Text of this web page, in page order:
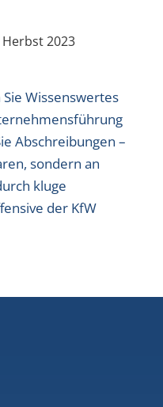
2023
Wissenswertes
Abschreibungen –
sondern an
kluge
der KfW